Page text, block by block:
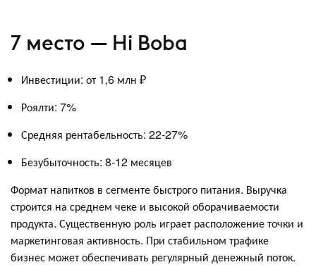
7 место — Hi Boba
Инвестиции: от 1,6 млн ₽
Роялти: 7%
Средняя рентабельность: 22-27%
Безубыточность: 8-12 месяцев
Формат напитков в сегменте быстрого питания. Выручка
строится на среднем чеке и высокой оборачиваемости
продукта. Существенную роль играет расположение точки и
маркетинговая активность. При стабильном трафике
бизнес может обеспечивать регулярный денежный поток.